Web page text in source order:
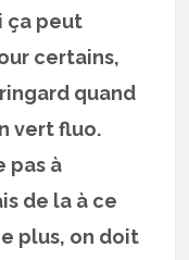
ça peut
certains,
quand
vert fluo.
pas à
de la à ce
plus, on doit